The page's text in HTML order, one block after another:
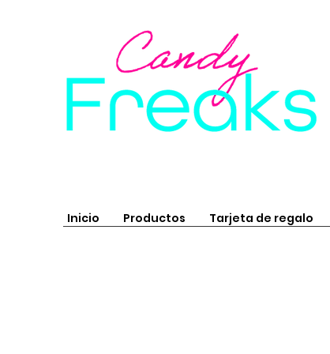
Inicio Productos Tarjeta de regalo